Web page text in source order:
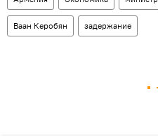
Ваан Керобян задержание